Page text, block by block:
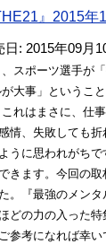
』2015年
日: 2015年09月
、スポーツ選手が
が大事」というこ
れはまさに、仕
情、失敗しても
うに思われがち
きます。今回の取
。『最強のメンタ
どの力の入った
参考になれば幸い